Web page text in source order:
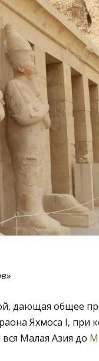
дающая общее
Яхмоса I, при
Малая Азия до